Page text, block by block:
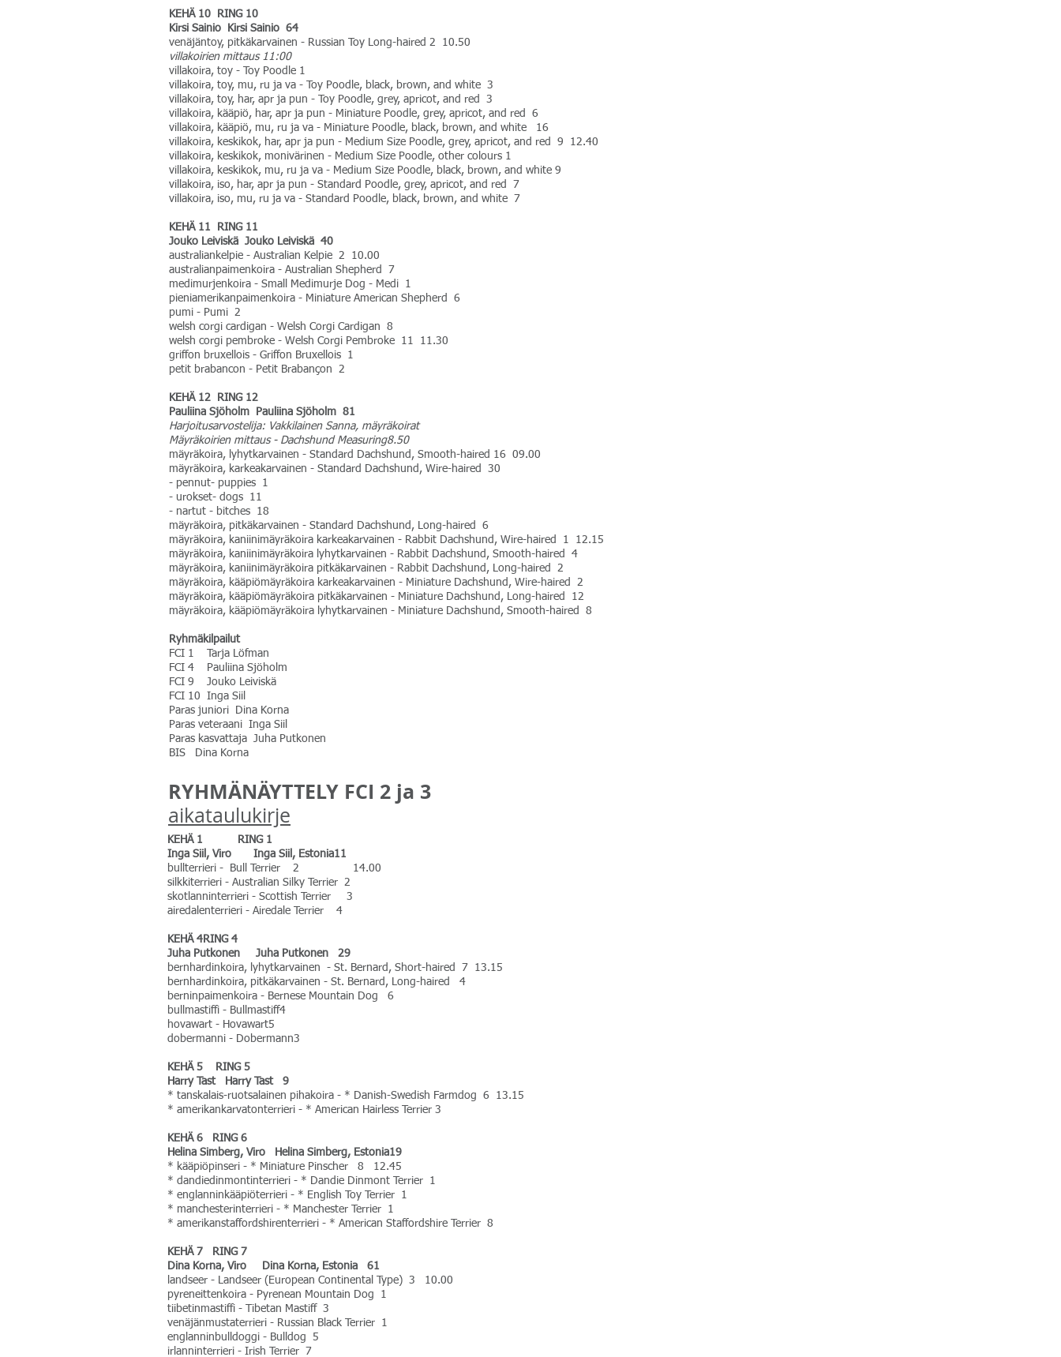
KEHÄ 10 RING 10
Kirsi Sainio Kirsi Sainio 64
venäjäntoy, pitkäkarvainen - Russian Toy Long-haired 2 10.50
villakoirien mittaus 11:00
villakoira, toy - Toy Poodle 1
villakoira, toy, mu, ru ja va - Toy Poodle, black, brown, and white 3
villakoira, toy, har, apr ja pun - Toy Poodle, grey, apricot, and red 3
villakoira, kääpiö, har, apr ja pun - Miniature Poodle, grey, apricot, and red 6
villakoira, kääpiö, mu, ru ja va - Miniature Poodle, black, brown, and white 16
villakoira, keskikok, har, apr ja pun - Medium Size Poodle, grey, apricot, and red 9 12.40
villakoira, keskikok, monivärinen - Medium Size Poodle, other colours 1
villakoira, keskikok, mu, ru ja va - Medium Size Poodle, black, brown, and white 9
villakoira, iso, har, apr ja pun - Standard Poodle, grey, apricot, and red 7
villakoira, iso, mu, ru ja va - Standard Poodle, black, brown, and white 7
KEHÄ 11 RING 11
Jouko Leiviskä Jouko Leiviskä 40
australiankelpie - Australian Kelpie 2 10.00
australianpaimenkoira - Australian Shepherd 7
medimurjenkoira - Small Medimurje Dog - Medi 1
pieniamerikanpaimenkoira - Miniature American Shepherd 6
pumi - Pumi 2
welsh corgi cardigan - Welsh Corgi Cardigan 8
welsh corgi pembroke - Welsh Corgi Pembroke 11 11.30
griffon bruxellois - Griffon Bruxellois 1
petit brabancon - Petit Brabançon 2
KEHÄ 12 RING 12
Pauliina Sjöholm Pauliina Sjöholm 81
Harjoitusarvostelija: Vakkilainen Sanna, mäyräkoirat
Mäyräkoirien mittaus - Dachshund Measuring8.50
mäyräkoira, lyhytkarvainen - Standard Dachshund, Smooth-haired 16 09.00
mäyräkoira, karkeakarvainen - Standard Dachshund, Wire-haired 30
- pennut- puppies 1
- urokset- dogs 11
- nartut - bitches 18
mäyräkoira, pitkäkarvainen - Standard Dachshund, Long-haired 6
mäyräkoira, kaniinimäyräkoira karkeakarvainen - Rabbit Dachshund, Wire-haired 1 12.15
mäyräkoira, kaniinimäyräkoira lyhytkarvainen - Rabbit Dachshund, Smooth-haired 4
mäyräkoira, kaniinimäyräkoira pitkäkarvainen - Rabbit Dachshund, Long-haired 2
mäyräkoira, kääpiömäyräkoira karkeakarvainen - Miniature Dachshund, Wire-haired 2
mäyräkoira, kääpiömäyräkoira pitkäkarvainen - Miniature Dachshund, Long-haired 12
mäyräkoira, kääpiömäyräkoira lyhytkarvainen - Miniature Dachshund, Smooth-haired 8
Ryhmäkilpailut
FCI 1 Tarja Löfman
FCI 4 Pauliina Sjöholm
FCI 9 Jouko Leiviskä
FCI 10 Inga Siil
Paras juniori Dina Korna
Paras veteraani Inga Siil
Paras kasvattaja Juha Putkonen
BIS Dina Korna
RYHMÄNÄYTTELY FCI 2 ja 3
aikataulukirje
KEHÄ 1 RING 1
Inga Siil, Viro Inga Siil, Estonia11
bullterrieri - Bull Terrier 2 14.00
silkkiterrieri - Australian Silky Terrier 2
skotlanninterrieri - Scottish Terrier 3
airedalenterrieri - Airedale Terrier 4
KEHÄ 4RING 4
Juha Putkonen Juha Putkonen 29
bernhardinkoira, lyhytkarvainen - St. Bernard, Short-haired 7 13.15
bernhardinkoira, pitkäkarvainen - St. Bernard, Long-haired 4
berninpaimenkoira - Bernese Mountain Dog 6
bullmastiffi - Bullmastiff4
hovawart - Hovawart5
dobermanni - Dobermann3
KEHÄ 5 RING 5
Harry Tast Harry Tast 9
* tanskalais-ruotsalainen pihakoira - * Danish-Swedish Farmdog 6 13.15
* amerikankarvatonterrieri - * American Hairless Terrier 3
KEHÄ 6 RING 6
Helina Simberg, Viro Helina Simberg, Estonia19
* kääpiöpinseri - * Miniature Pinscher 8 12.45
* dandiedinmontinterrieri - * Dandie Dinmont Terrier 1
* englanninkääpiöterrieri - * English Toy Terrier 1
* manchesterinterrieri - * Manchester Terrier 1
* amerikanstaffordshirenterrieri - * American Staffordshire Terrier 8
KEHÄ 7 RING 7
Dina Korna, Viro Dina Korna, Estonia 61
landseer - Landseer (European Continental Type) 3 10.00
pyreneittenkoira - Pyrenean Mountain Dog 1
tiibetinmastiffi - Tibetan Mastiff 3
venäjänmustaterrieri - Russian Black Terrier 1
englanninbulldoggi - Bulldog 5
irlanninterrieri - Irish Terrier 7